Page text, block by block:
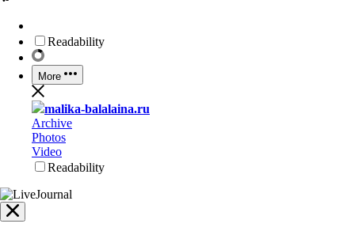
Readability
More
malika-balalaina.ru
Archive
Photos
Video
Readability